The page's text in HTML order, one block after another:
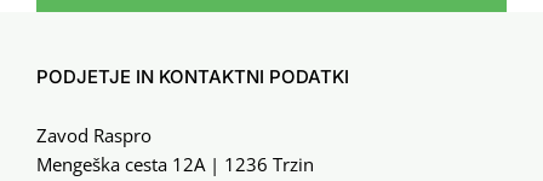
PODJETJE IN KONTAKTNI PODATKI
Zavod Raspro
Mengeška cesta 12A | 1236 Trzin